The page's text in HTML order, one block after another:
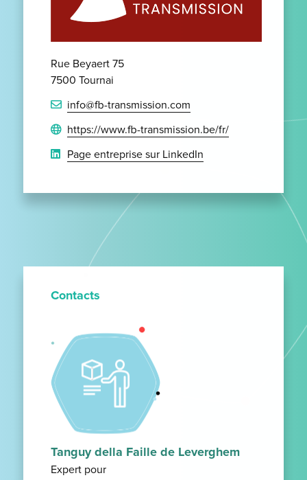
Rue Beyaert 75
7500 Tournai
info@fb-transmission.com
https://www.fb-transmission.be/fr/
Page entreprise sur LinkedIn
Contacts
Tanguy della Faille de Leverghem
Expert pour